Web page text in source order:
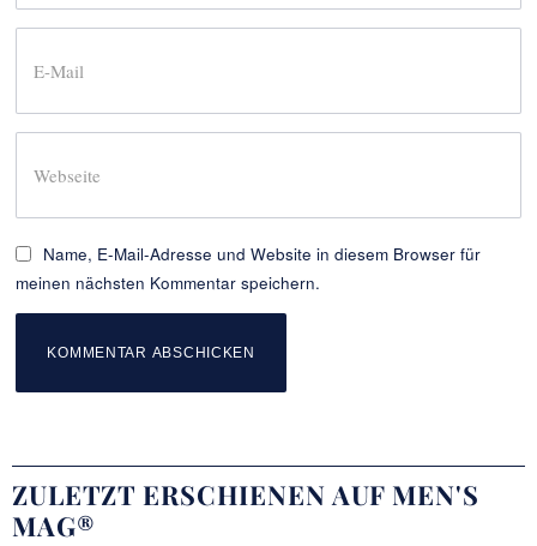
Name, E-Mail-Adresse und Website in diesem Browser für
meinen nächsten Kommentar speichern.
ZULETZT ERSCHIENEN AUF MEN'S
MAG®